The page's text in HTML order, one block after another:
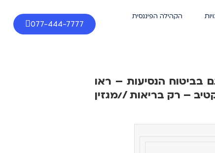
הקהילה הפיננסית
077-444-7777
גם בביטוח הנסיעות – ראו
– רק בריאות //מגזין